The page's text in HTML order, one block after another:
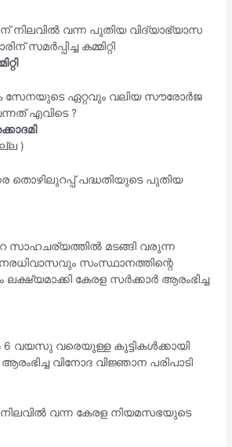
നിലവിൽ വന്ന പുതിയ വിദ്യാഭ്യാസ
സമർപ്പിച്ച കമ്മിറ്റി
സേനയുടെ ഏറ്റവും വലിയ സൗരോർജ
എവിടെ ?
)
തൊഴിലുറപ്പ് പദ്ധതിയുടെ പുതിയ
സാഹചര്യത്തിൽ മടങ്ങി വരുന്ന
സംസ്ഥാനത്തിന്റെ
കേരള സർക്കാർ ആരംഭിച്ച
വയസു വരെയുള്ള കുട്ടികൾക്കായി
വിനോദ വിജ്ഞാന പരിപാടി
നിലവിൽ വന്ന കേരള നിയമസഭയുടെ